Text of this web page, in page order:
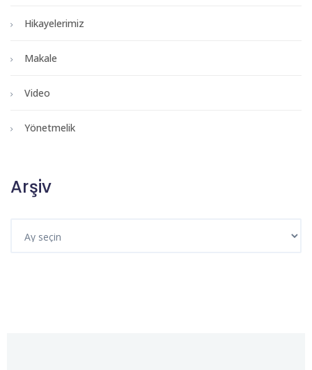
Hikayelerimiz
Makale
Video
Yönetmelik
Arşiv